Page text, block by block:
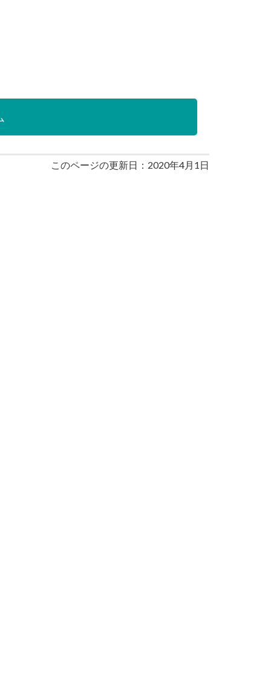
このページの更新日：2020年4月1日